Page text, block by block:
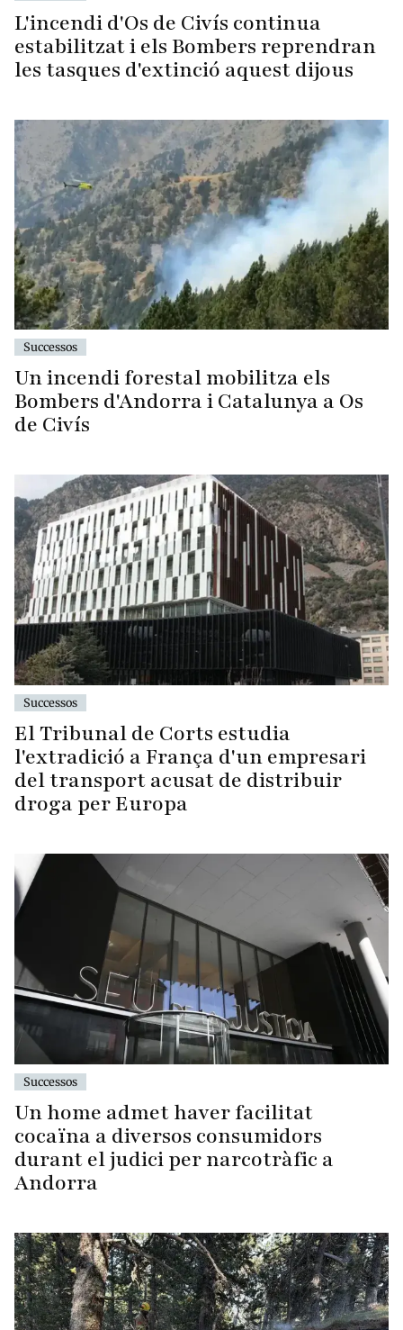
L'incendi d'Os de Civís continua
estabilitzat i els Bombers reprendran
les tasques d'extinció aquest dijous
Successos
Un incendi forestal mobilitza els
Bombers d'Andorra i Catalunya a Os
de Civís
Successos
El Tribunal de Corts estudia
l'extradició a França d'un empresari
del transport acusat de distribuir
droga per Europa
Successos
Un home admet haver facilitat
cocaïna a diversos consumidors
durant el judici per narcotràfic a
Andorra